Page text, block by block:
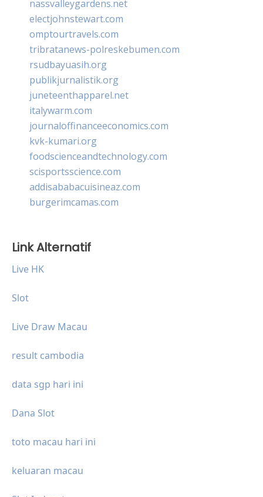
nassvalleygardens.net
electjohnstewart.com
omptourtravels.com
tribratanews-polreskebumen.com
rsudbayuasih.org
publikjurnalistik.org
juneteenthapparel.net
italywarm.com
journaloffinanceeconomics.com
kvk-kumari.org
foodscienceandtechnology.com
scisportsscience.com
addisababacuisineaz.com
burgerimcamas.com
Link Alternatif
Live HK
Slot
Live Draw Macau
result cambodia
data sgp hari ini
Dana Slot
toto macau hari ini
keluaran macau